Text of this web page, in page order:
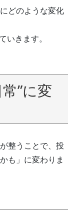
どのような変化
いきます。
”に変
整うことで、投
も」に変わりま